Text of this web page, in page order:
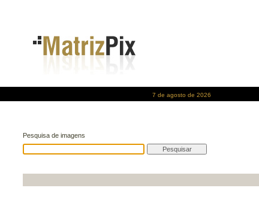
7 de agosto de 2026
Pesquisa de imagens